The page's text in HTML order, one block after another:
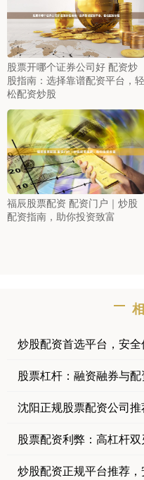
股票开哪个证券公司好 配资炒
股指南：选择靠谱配资平台，轻
松配资炒股
福辰股票配资 配资门户｜炒股
配资指南，助你投资致富
炒股配资首选平台，安全
股票杠杆：融资融券与
沈阳正规股票配资公司推
股票配资利弊：高杠杆
炒股配资正规平台推荐